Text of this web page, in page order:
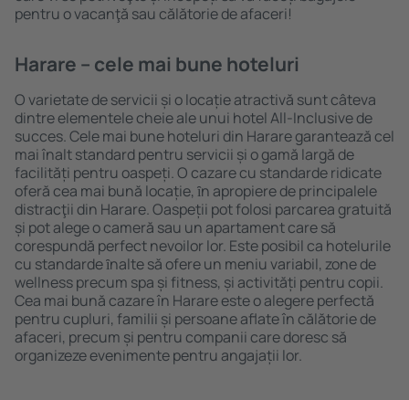
pentru o vacanţă sau călătorie de afaceri!
Harare – cele mai bune hoteluri
O varietate de servicii și o locație atractivă sunt câteva
dintre elementele cheie ale unui hotel All-Inclusive de
succes. Cele mai bune hoteluri din Harare garantează cel
mai înalt standard pentru servicii și o gamă largă de
facilități pentru oaspeți. O cazare cu standarde ridicate
oferă cea mai bună locație, ȋn apropiere de principalele
distracţii din Harare. Oaspeții pot folosi parcarea gratuită
și pot alege o cameră sau un apartament care să
corespundă perfect nevoilor lor. Este posibil ca hotelurile
cu standarde ȋnalte să ofere un meniu variabil, zone de
wellness precum spa și fitness, și activități pentru copii.
Cea mai bună cazare în Harare este o alegere perfectă
pentru cupluri, familii și persoane aflate în călătorie de
afaceri, precum și pentru companii care doresc să
organizeze evenimente pentru angajații lor.